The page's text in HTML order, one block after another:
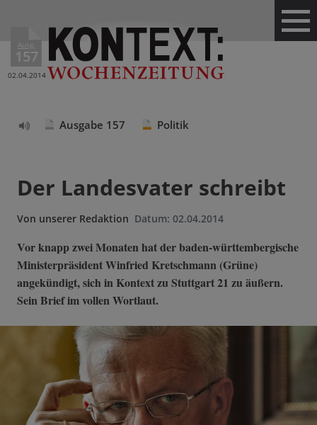
Ausg.
157
02.04.2014
Ausgabe 157 Politik
Der Landesvater schreibt
Von unserer Redaktion Datum: 02.04.2014
Vor knapp zwei Monaten hat der baden-württembergische
Ministerpräsident Winfried Kretschmann (Grüne)
angekündigt, sich in Kontext zu Stuttgart 21 zu äußern.
Sein Brief im vollen Wortlaut.